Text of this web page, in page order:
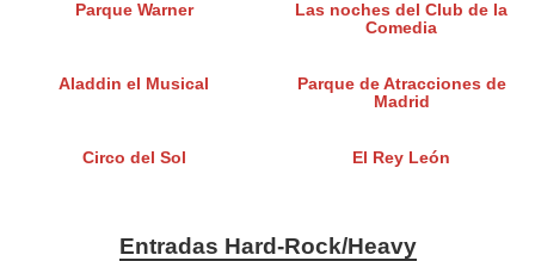
Parque Warner
Las noches del Club de la
Comedia
Aladdin el Musical
Parque de Atracciones de
Madrid
Circo del Sol El Rey León
Entradas Hard-Rock/Heavy